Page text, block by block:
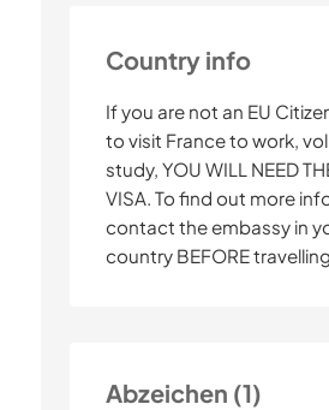
Country info
If you are not an EU
to visit France to work,
study, YOU WILL NEED
VISA. To find out more
contact the embassy in
country BEFORE
Abzeichen (1)